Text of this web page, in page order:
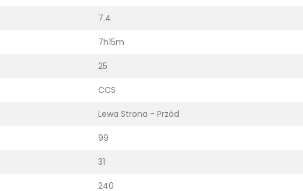
7.4
7h15m
25
CCS
Lewa Strona - Przód
99
31
240